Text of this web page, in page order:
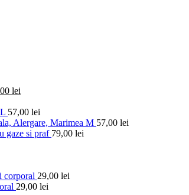
lei
57,00 lei
Alergare, Marimea M 57,00 lei
gaze si praf 79,00 lei
corporal 29,00 lei
29,00 lei